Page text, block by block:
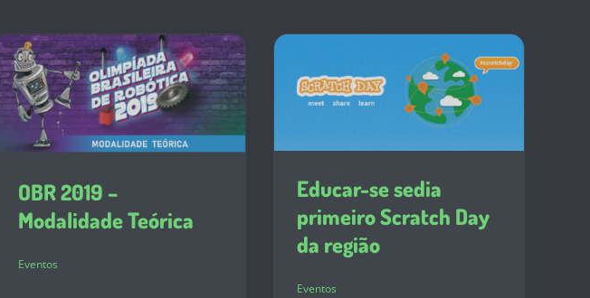
OBR 2019 –
Modalidade Teórica
Eventos
Educar-se sedia
primeiro Scratch Day
da região
Eventos